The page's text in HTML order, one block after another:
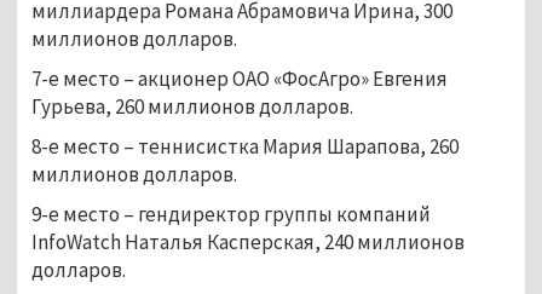
миллиардера Романа Абрамовича Ирина, 300
миллионов долларов.
7-е место – акционер ОАО «ФосАгро» Евгения
Гурьева, 260 миллионов долларов.
8-е место – теннисистка Мария Шарапова, 260
миллионов долларов.
9-е место – гендиректор группы компаний
InfoWatch Наталья Касперская, 240 миллионов
долларов.